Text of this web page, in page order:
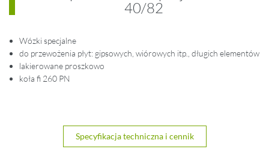
40/82
Wózki specjalne
do przewożenia płyt: gipsowych, wiórowych itp., długich elementów
lakierowane proszkowo
koła fi 260 PN
Specyfikacja techniczna i cennik